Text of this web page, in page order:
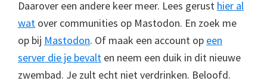
Daarover een andere keer meer. Lees gerust hier al
wat over communities op Mastodon. En zoek me
op bij Mastodon. Of maak een account op een
server die je bevalt en neem een duik in dit nieuwe
zwembad. Je zult echt niet verdrinken. Beloofd.